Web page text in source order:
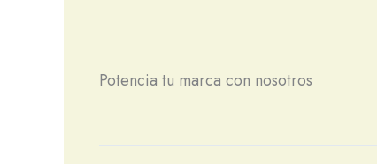
Potencia tu marca con nosotros